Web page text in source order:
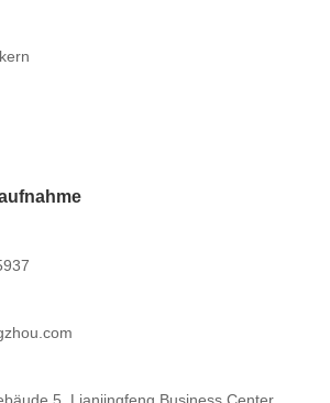
5, Lianjingfeng Business Center,